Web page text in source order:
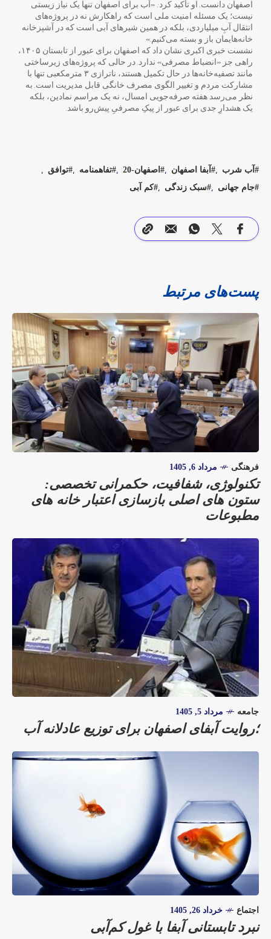
اصفهان دانست. او تأکید کرد: «آب برای اصفهان تنها یک نیاز زیستی
نیست؛ یک مسئله امنیت ملی است که راهکارش نه در پروژه‌های
انتقال آبِ میلیاردی، بلکه در همین شیرهای آبی است که در آشپزخانه
خانه‌هایمان باز و بسته می‌کنیم.»
نشست خبری اکبری نشان داد که اصفهان برای عبور از تابستان ۱۴۰۵،
راهی جز «انضباط مصرفی» ندارد. در حالی که پروژه‌های زیرساختی
مانند تصفیه‌خانه‌ها در حال تکمیل هستند، ناترازی ۳ مترمکعبی تنها با
مشارکت مردم و تغییر الگوی مصرف خانگی قابل مدیریت است. به
نظر می‌رسد هفته صرفه‌جویی امسال، نه یک مراسم نمادین، بلکه
یک هشدارِ جدی برای عبور از پیکِ مصرفیِ پیش‌رو باشد.
آب شرب آبفا اصفهان اصفهان-20 تفاهمنامه
توافق
جام جهانی
سبک زندگی کم آبی
پست‌های مرتبط
فرهنگی مرداد 6, 1405
تکنولوژی، شفافیت، حکمرانی تخصصی:
ستون های اصلی بازسازی اعتبار خانه های
مطبوعات
جامعه مرداد 5, 1405
؛روایت آبفای اصفهان برای توزیع عادلانه آب
اجتماع خرداد 26, 1405
نبرد تابستانی آبفا با غول کم‌آبی